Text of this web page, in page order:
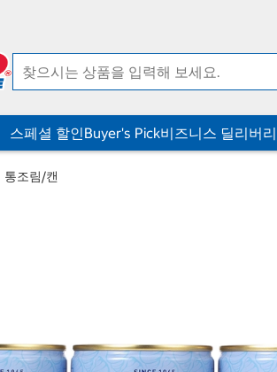
스페셜 할인Buyer's Pick비즈니스 딜리버리
통조림/캔